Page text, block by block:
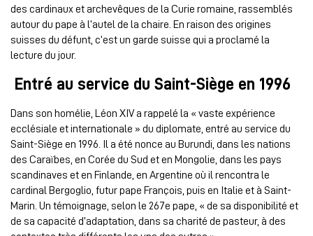
des cardinaux et archevêques de la Curie romaine, rassemblés
autour du pape à l’autel de la chaire. En raison des origines
suisses du défunt, c’est un garde suisse qui a proclamé la
lecture du jour.
Entré au service du Saint-Siège en 1996
Dans son homélie, Léon XIV a rappelé la « vaste expérience
ecclésiale et internationale » du diplomate, entré au service du
Saint-Siège en 1996. Il a été nonce au Burundi, dans les nations
des Caraïbes, en Corée du Sud et en Mongolie, dans les pays
scandinaves et en Finlande, en Argentine où il rencontra le
cardinal Bergoglio, futur pape François, puis en Italie et à Saint-
Marin. Un témoignage, selon le 267e pape, « de sa disponibilité et
de sa capacité d’adaptation, dans sa charité de pasteur, à des